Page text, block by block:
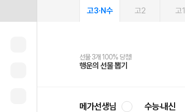
고3·N수 고2 고1
선물 3개 100% 당첨!
행운의 선물 뽑기
선물 100% 증정!
메가스터디 X 올리브
여름방학 스터디 캐시백
메가런 썸머스쿨
2027 러셀 단과
강사 공개선발
스마트러닝앱
설문 EVENT
메가패스
3일 무료 체험권
메가패스 수강생 무료혜택!
메가클럽 멤버십
사회공헌 캠페인
희망이룸 메가나눔
메가선생님 수능·내신